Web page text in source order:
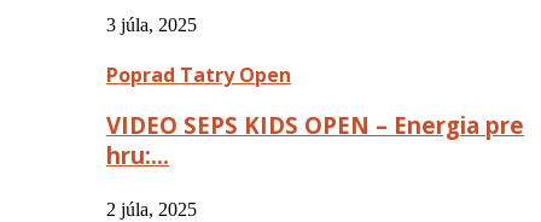
3 júla, 2025
Poprad Tatry Open
VIDEO SEPS KIDS OPEN – Energia pre
hru:…
2 júla, 2025